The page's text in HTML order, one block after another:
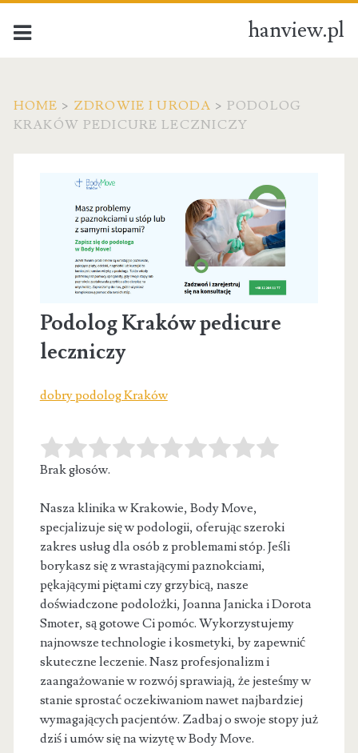
hanview.pl
HOME > ZDROWIE I URODA > PODOLOG
KRAKÓW PEDICURE LECZNICZY
Podolog Kraków pedicure
leczniczy
dobry podolog Kraków
Brak głosów.
Nasza klinika w Krakowie, Body Move,
specjalizuje się w podologii, oferując szeroki
zakres usług dla osób z problemami stóp. Jeśli
borykasz się z wrastającymi paznokciami,
pękającymi piętami czy grzybicą, nasze
doświadczone podolożki, Joanna Janicka i Dorota
Smoter, są gotowe Ci pomóc. Wykorzystujemy
najnowsze technologie i kosmetyki, by zapewnić
skuteczne leczenie. Nasz profesjonalizm i
zaangażowanie w rozwój sprawiają, że jesteśmy w
stanie sprostać oczekiwaniom nawet najbardziej
wymagających pacjentów. Zadbaj o swoje stopy już
dziś i umów się na wizytę w Body Move.